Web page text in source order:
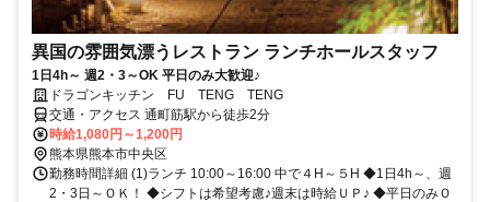
異国の雰囲気漂うレストラン ランチホールスタッフ
1日4h～ 週2・3～OK 平日のみ大歓迎♪
ドラゴンキッチン FU TENG TENG
交通・アクセス 通町筋駅から徒歩2分
時給1,080円～1,200円
熊本県熊本市中央区
勤務時間詳細 (1)ランチ 10:00～16:00 中で４H～５H ◆1日4h～、週
2・3日～ＯＫ！ ◆シフトは希望考慮♪週末は時給ＵＰ♪ ◆平日のみＯ